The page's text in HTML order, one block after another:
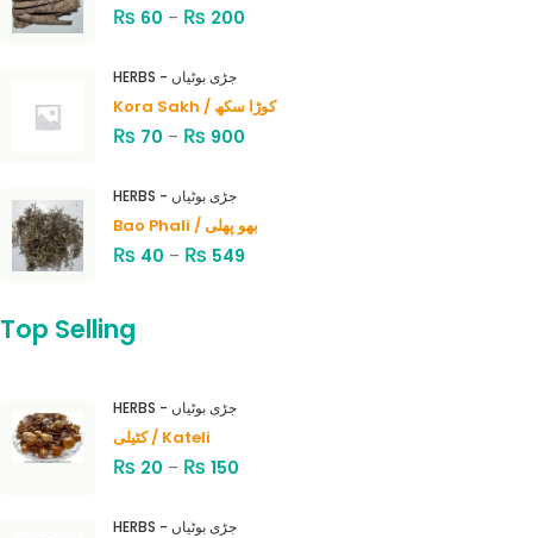
₨ 60 – ₨ 200
HERBS - جڑی بوٹیاں
Kora Sakh / کوڑا سکھ
₨ 70 – ₨ 900
HERBS - جڑی بوٹیاں
Bao Phali / بھو پھلی
₨ 40 – ₨ 549
Top Selling
HERBS - جڑی بوٹیاں
کٹیلی / Kateli
₨ 20 – ₨ 150
HERBS - جڑی بوٹیاں